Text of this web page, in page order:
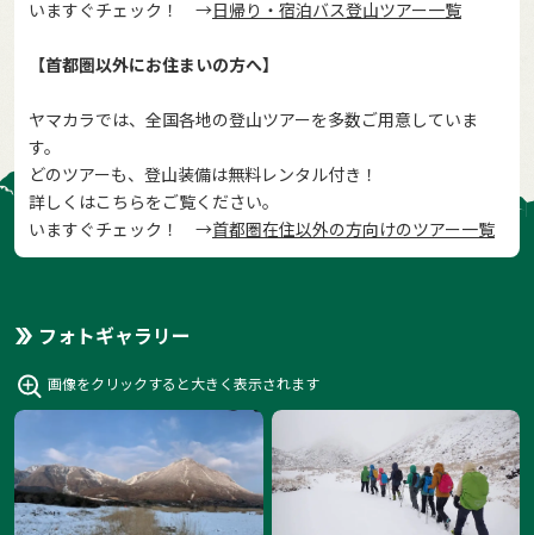
いますぐチェック！ →日帰り・宿泊バス登山ツアー一覧
【首都圏以外にお住まいの方へ】
ヤマカラでは、全国各地の登山ツアーを多数ご用意していま
す。
どのツアーも、登山装備は無料レンタル付き！
詳しくはこちらをご覧ください。
いますぐチェック！ →首都圏在住以外の方向けのツアー一覧
フォトギャラリー
画像をクリックすると大きく表示されます